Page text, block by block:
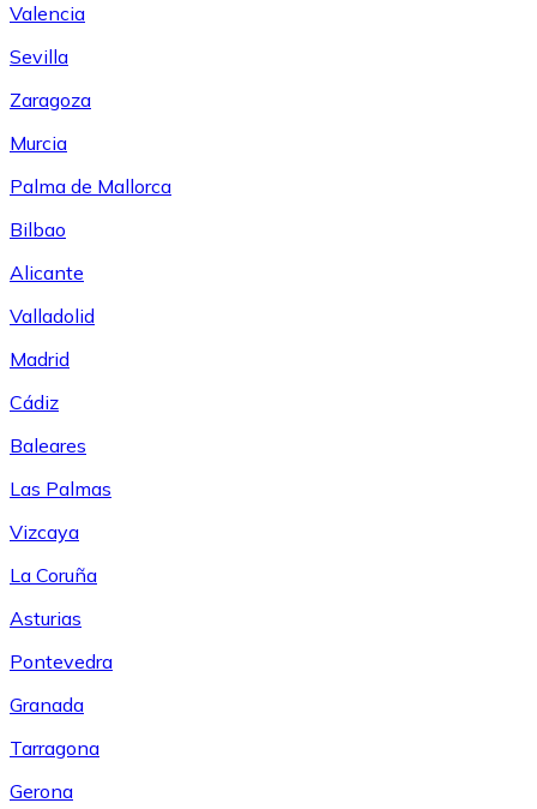
Valencia
Sevilla
Zaragoza
Murcia
Palma de Mallorca
Bilbao
Alicante
Valladolid
Madrid
Cádiz
Baleares
Las Palmas
Vizcaya
La Coruña
Asturias
Pontevedra
Granada
Tarragona
Gerona